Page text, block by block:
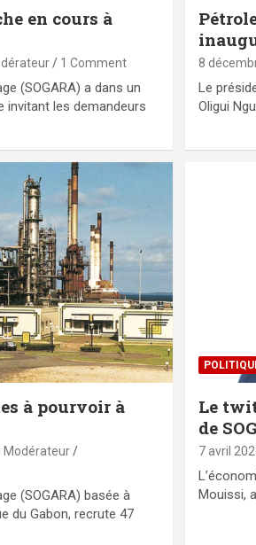
en cours à
1 Comment
(SOGARA) a dans un
invitant les demandeurs
8
Le
Oligui
à pourvoir à
Modérateur
(SOGARA) basée à
du Gabon, recrute 47
Le
de
7 avril
Mouissi,